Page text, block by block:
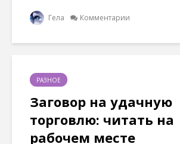
Гела Комментарии
РАЗНОЕ
Заговор на удачную
торговлю: читать на
рабочем месте